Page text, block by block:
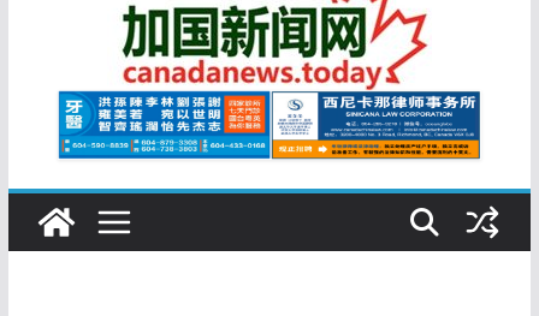
特鲁多半裸与水果姐海滩激吻! 热恋一年感情持续升温
更多名校恢复SAT 考试，新学年大学申请开跑7个大不